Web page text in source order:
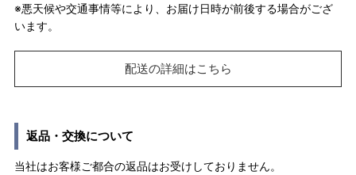
※悪天候や交通事情等により、お届け日時が前後する場合がござ
います。
配送の詳細はこちら
返品・交換について
当社はお客様ご都合の返品はお受けしておりません。